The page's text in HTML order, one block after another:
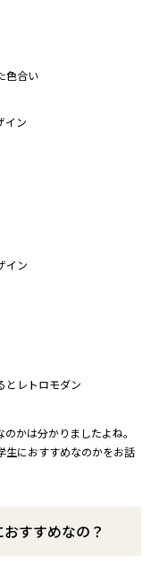
色合い
イン
イン
とレトロモダン
かは分かりましたよね。
生におすすめなのかをお話
すすめなの？